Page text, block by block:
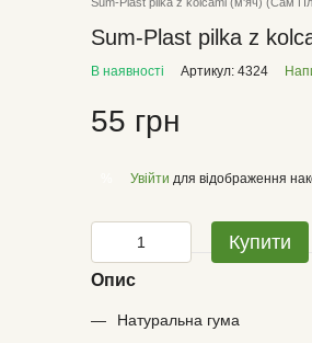
Sum-Plast pilka z
В наявності Артикул: 4324
55 грн
Увійти для відображення
Купити
Опис
Натуральна гума